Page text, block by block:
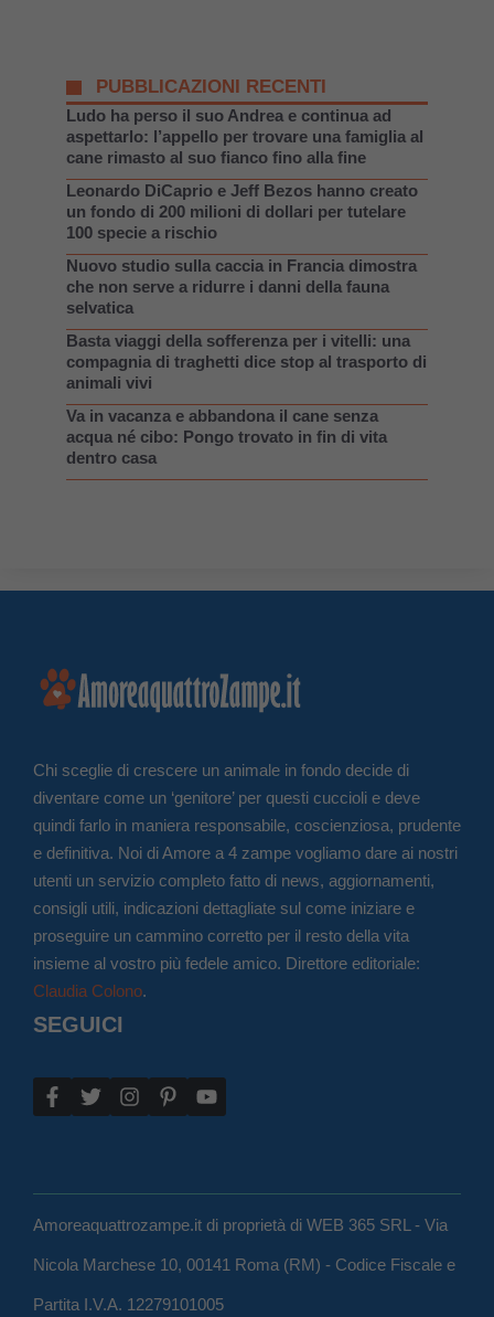
PUBBLICAZIONI RECENTI
Ludo ha perso il suo Andrea e continua ad
aspettarlo: l’appello per trovare una famiglia al
cane rimasto al suo fianco fino alla fine
Leonardo DiCaprio e Jeff Bezos hanno creato
un fondo di 200 milioni di dollari per tutelare
100 specie a rischio
Nuovo studio sulla caccia in Francia dimostra
che non serve a ridurre i danni della fauna
selvatica
Basta viaggi della sofferenza per i vitelli: una
compagnia di traghetti dice stop al trasporto di
animali vivi
Va in vacanza e abbandona il cane senza
acqua né cibo: Pongo trovato in fin di vita
dentro casa
Chi sceglie di crescere un animale in fondo decide di
diventare come un ‘genitore’ per questi cuccioli e deve
quindi farlo in maniera responsabile, coscienziosa, prudente
e definitiva. Noi di Amore a 4 zampe vogliamo dare ai nostri
utenti un servizio completo fatto di news, aggiornamenti,
consigli utili, indicazioni dettagliate sul come iniziare e
proseguire un cammino corretto per il resto della vita
insieme al vostro più fedele amico. Direttore editoriale:
Claudia Colono.
SEGUICI
Amoreaquattrozampe.it di proprietà di WEB 365 SRL - Via
Nicola Marchese 10, 00141 Roma (RM) - Codice Fiscale e
Partita I.V.A. 12279101005